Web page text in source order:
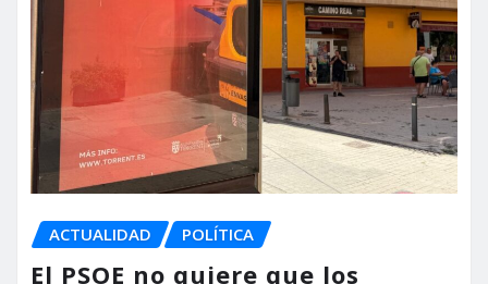
ACTUALIDAD POLÍTICA
El PSOE no quiere que los